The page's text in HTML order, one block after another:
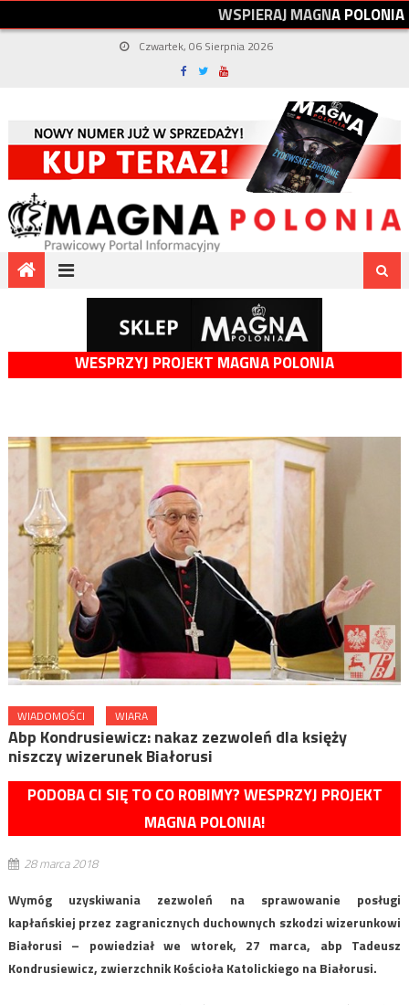
WSPIERAJMAGNAPOLONIA
Czwartek, 06 Sierpnia 2026
WESPRZYJ PROJEKT MAGNA POLONIA
WIADOMOŚCI WIARA
Abp Kondrusiewicz: nakaz zezwoleń dla księży
niszczy wizerunek Białorusi
PODOBA CI SIĘ TO CO ROBIMY? WESPRZYJ PROJEKT
MAGNA POLONIA!
28 marca 2018
Wymóg uzyskiwania zezwoleń na sprawowanie posługi
kapłańskiej przez zagranicznych duchownych szkodzi wizerunkowi
Białorusi – powiedział we wtorek, 27 marca, abp Tadeusz
Kondrusiewicz, zwierzchnik Kościoła Katolickiego na Białorusi.